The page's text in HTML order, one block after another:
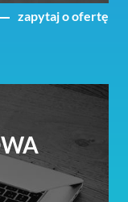
zapytaj o ofertę